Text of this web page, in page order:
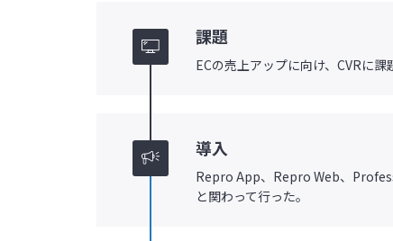
課題
ECの売上アップに向け、CVRに課
導入
Repro App、Repro Web、
と関わって行った。